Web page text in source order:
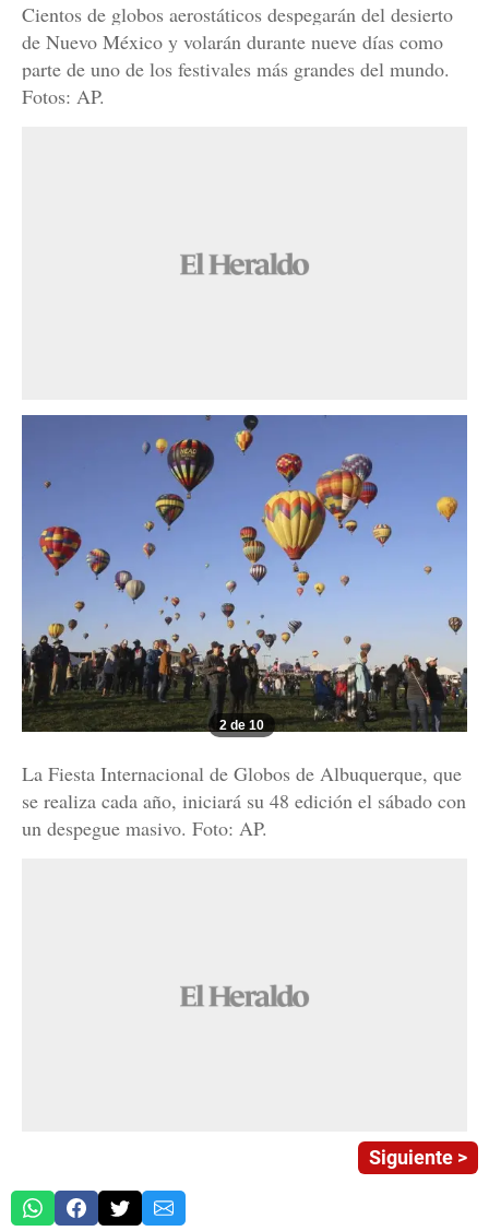
Cientos de globos aerostáticos despegarán del desierto
de Nuevo México y volarán durante nueve días como
parte de uno de los festivales más grandes del mundo.
Fotos: AP.
2 de 10
La Fiesta Internacional de Globos de Albuquerque, que
se realiza cada año, iniciará su 48 edición el sábado con
un despegue masivo. Foto: AP.
Siguiente >